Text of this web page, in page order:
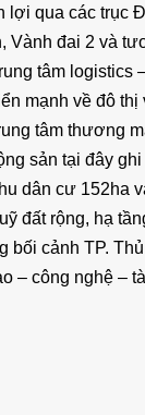
lợi qua các trục
Vành đai 2 và
tâm logistics
mạnh về đô
tâm thương
sản tại đây
dân cư 152ha
đất rộng, hạ
bối cảnh TP.
– công nghệ –